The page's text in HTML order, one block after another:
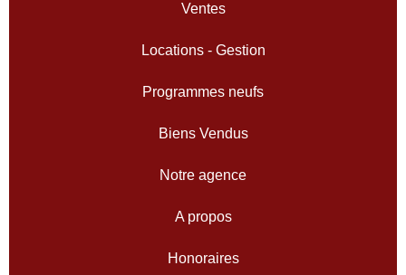
Ventes
Locations - Gestion
Programmes neufs
Biens Vendus
Notre agence
A propos
Honoraires